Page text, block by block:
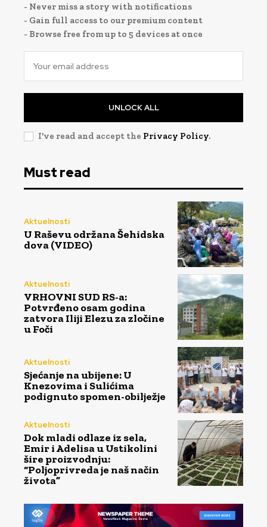
- Never miss a story with notifications
- Gain full access to our premium content
- Browse free from up to 5 devices at once
UNLOCK ALL
I've read and accept the Privacy Policy.
Must read
Aktuelnosti
U Raševu održana Šehidska
dova (VIDEO)
Aktuelnosti
VRHOVNI SUD RS-a:
Potvrđeno osam godina
zatvora Iliji Elezu za zločine
u Foči
Aktuelnosti
Sjećanje na ubijene: U
Knezovima i Sulićima
podignuto spomen-obilježje
Aktuelnosti
Dok mladi odlaze iz sela,
Emir i Adelisa u Ustikolini
šire proizvodnju:
“Poljoprivreda je naš način
života”